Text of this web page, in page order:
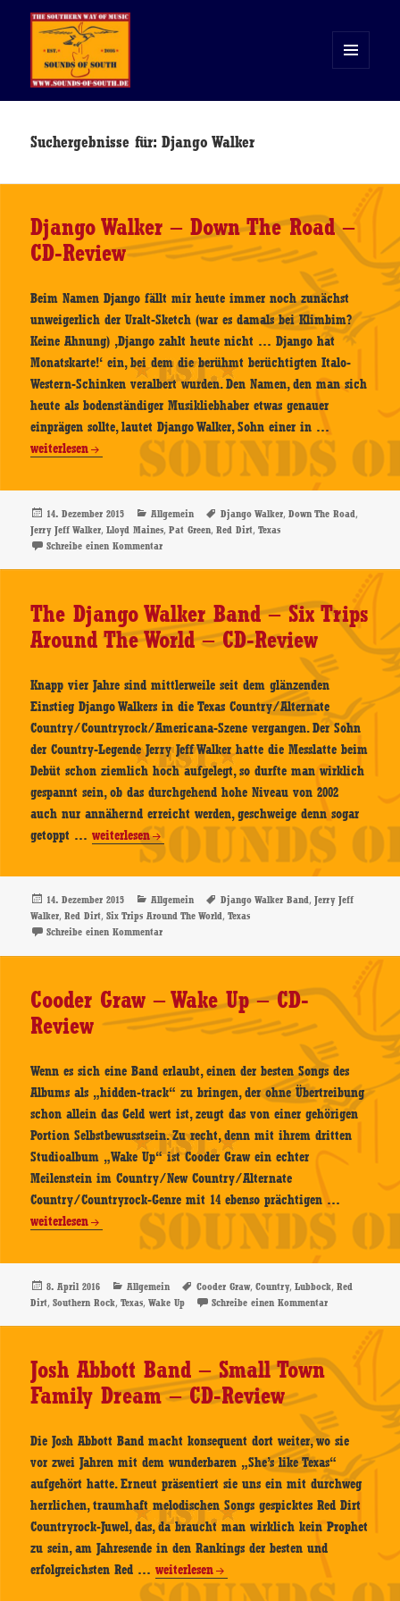
WIDGETS
Suchergebnisse für: Django Walker
Django Walker – Down The Road –
CD-Review
Beim Namen Django fällt mir heute immer noch zunächst
unweigerlich der Uralt-Sketch (war es damals bei Klimbim?
Keine Ahnung) ‚Django zahlt heute nicht … Django hat
Monatskarte!‘ ein, bei dem die berühmt berüchtigten Italo-
Western-Schinken veralbert wurden. Den Namen, den man sich
heute als bodenständiger Musikliebhaber etwas genauer
einprägen sollte, lautet Django Walker, Sohn einer in …
Walker
–
Down
The
Review
weiterlesen
Veröffentlicht
am
14. Dezember 2015 Kategorien
Allgemein Schlagwörter
Django Walker,Down The Road,
Jerry Jeff Walker,Lloyd Maines,Pat Green,Red Dirt,Texas
Schreibe einen Kommentarzu Django Walker – Down The Road – CD-Review
The Django Walker Band – Six Trips
Around The World – CD-Review
Knapp vier Jahre sind mittlerweile seit dem glänzenden
Einstieg Django Walkers in die Texas Country/Alternate
Country/Countryrock/Americana-Szene vergangen. Der Sohn
der Country-Legende Jerry Jeff Walker hatte die Messlatte beim
Debüt schon ziemlich hoch aufgelegt, so durfte man wirklich
gespannt sein, ob das durchgehend hohe Niveau von 2002
auch nur annähernd erreicht werden, geschweige denn sogar
getoppt …The
Walker
Band
–
The
World
CD-
Review
weiterlesen
Veröffentlicht
am
14. Dezember 2015 Kategorien
Allgemein Schlagwörter
Django Walker Band,Jerry Jeff
Walker,Red Dirt,Six Trips Around The World,Texas
Schreibe einen Kommentarzu The Django Walker Band – Six Trips Around The
Cooder Graw – Wake Up – CD-
Review
Wenn es sich eine Band erlaubt, einen der besten Songs des
Albums als „hidden-track“ zu bringen, der ohne Übertreibung
schon allein das Geld wert ist, zeugt das von einer gehörigen
Portion Selbstbewusstsein. Zu recht, denn mit ihrem dritten
Studioalbum „Wake Up“ ist Cooder Graw ein echter
Meilenstein im Country/New Country/Alternate
Country/Countryrock-Genre mit 14 ebenso prächtigen …
Graw
Wake
Up
CD-
Review
weiterlesen
Veröffentlicht
am
8. April 2016 Kategorien
Allgemein Schlagwörter
Cooder Graw,Country,Lubbock,Red
Dirt,Southern Rock,Texas,Wake Up Schreibe einen Kommentarzu Cooder Graw
Josh Abbott Band – Small Town
Family Dream – CD-Review
Die Josh Abbott Band macht konsequent dort weiter, wo sie
vor zwei Jahren mit dem wunderbaren „She’s like Texas“
aufgehört hatte. Erneut präsentiert sie uns ein mit durchweg
herrlichen, traumhaft melodischen Songs gespicktes Red Dirt
Countryrock-Juwel, das, da braucht man wirklich kein Prophet
zu sein, am Jahresende in den Rankings der besten und
erfolgreichsten Red …Josh
Abbott
weiterlesen